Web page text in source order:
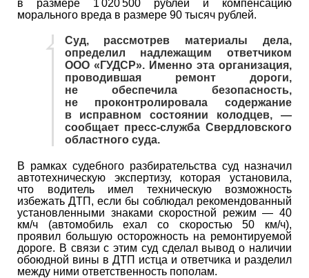
в размере 1 020 500 рублей и компенсацию
морального вреда в размере 90 тысяч рублей.
Суд, рассмотрев материалы дела,
определил надлежащим ответчиком
ООО «ГУДСР». Именно эта организация,
проводившая ремонт дороги,
не обеспечила безопасность,
не проконтролировала содержание
в исправном состоянии колодцев, —
сообщает пресс-служба Свердловского
областного суда.
В рамках судебного разбирательства суд назначил
автотехническую экспертизу, которая установила,
что водитель имел техническую возможность
избежать ДТП, если бы соблюдал рекомендованный
установленными знаками скоростной режим — 40
км/ч (автомобиль ехал со скоростью 50 км/ч),
проявил большую осторожность на ремонтируемой
дороге. В связи с этим суд сделал вывод о наличии
обоюдной вины в ДТП истца и ответчика и разделил
между ними ответственность пополам.